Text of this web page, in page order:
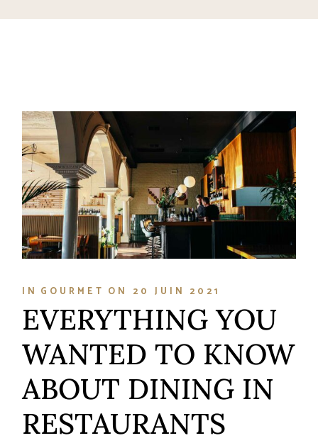
IN GOURMET ON 20 JUIN 2021
EVERYTHING YOU
WANTED TO KNOW
ABOUT DINING IN
RESTAURANTS